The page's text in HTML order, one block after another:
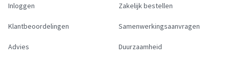
Inloggen
Klantbeoordelingen
Advies
Zakelijk bestellen
Samenwerkingsaanvragen
Duurzaamheid